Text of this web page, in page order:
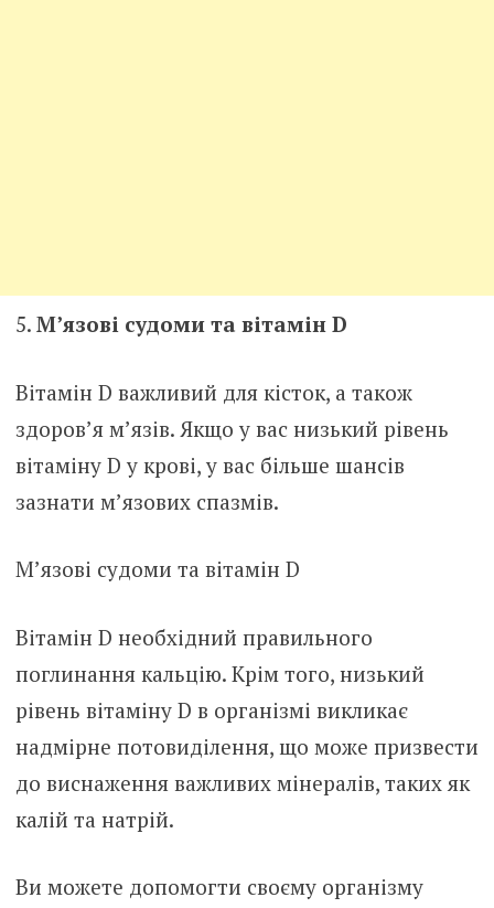
М’язові судоми та вітамін D
Вітамін D важливий для кісток, а також
здоров’я м’язів. Якщо у вас низький рівень
вітаміну D у крові, у вас більше шансів
зазнати м’язових спазмів.
М’язові судоми та вітамін D
Вітамін D необхідний правильного
поглинання кальцію. Крім того, низький
рівень вітаміну D в організмі викликає
надмірне потовиділення, що може призвести
до виснаження важливих мінералів, таких як
калій та натрій.
Ви можете допомогти своєму організму